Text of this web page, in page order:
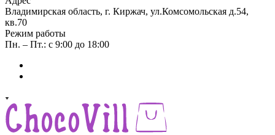
Владимирская область, г. Киржач, ул.Комсомольская д.54,
кв.70
Режим работы
Пн. – Пт.: с 9:00 до 18:00